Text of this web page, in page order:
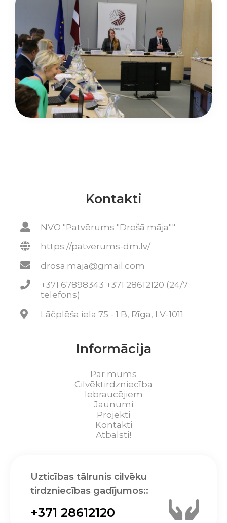
Kontakti
NVO "Patvērums "Drošā māja""
https://patverums-dm.lv/
drosa.maja@gmail.com
+371 67898343 +371 28612120 (24/7
telefons)
Lāčplēša iela 75 - 1 B, Rīga, LV-1011
Informācija
Par mums
Cilvēktirdzniecība
Iebraucējiem
Jaunumi
Projekti
Kontakti
Atbalsti!
Uzticības tālrunis cilvēku
tirdzniecības gadījumos::
+371 28612120